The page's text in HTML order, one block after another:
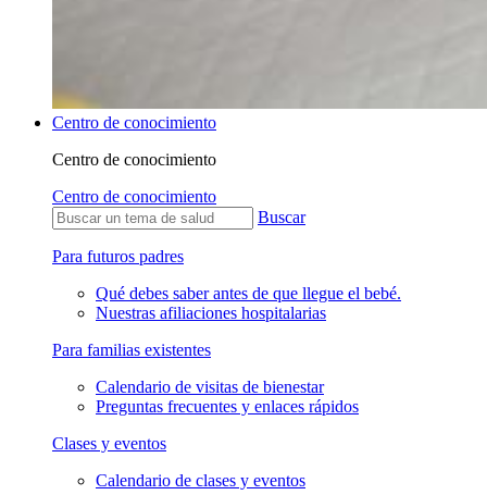
Centro de conocimiento
Centro de conocimiento
Centro de conocimiento
Buscar
Para futuros padres
Qué debes saber antes de que llegue el bebé.
Nuestras afiliaciones hospitalarias
Para familias existentes
Calendario de visitas de bienestar
Preguntas frecuentes y enlaces rápidos
Clases y eventos
Calendario de clases y eventos